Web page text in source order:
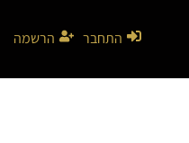
התחבר הרשמה